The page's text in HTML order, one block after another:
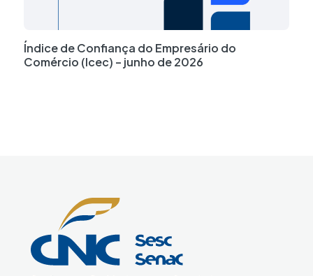
Índice de Confiança do Empresário do
Comércio (Icec) – junho de 2026